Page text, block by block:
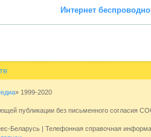
Интернет
» 1999-2020
публикации без письменного согласия
Беларусь | Телефонная справочная